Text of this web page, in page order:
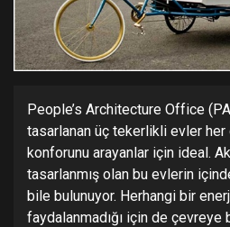
People’s Architecture Office
tasarlanan üç tekerlikli evler
konforunu arayanlar için ideal.
tasarlanmış olan bu evlerin
bile bulunuyor. Herhangi bir
faydalanmadığı için de çevreye